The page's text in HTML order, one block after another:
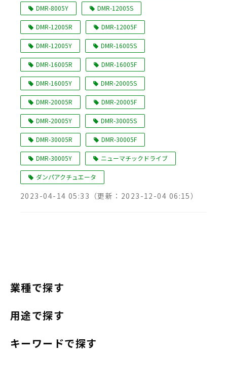
DMR-8005Y DMR-12005S
DMR-12005R DMR-12005F
DMR-12005Y DMR-16005S
DMR-16005R DMR-16005F
DMR-16005Y DMR-20005S
DMR-20005R DMR-20005F
DMR-20005Y DMR-30005S
DMR-30005R DMR-30005F
DMR-30005Y ニューマチックドライブ
ダンパアクチュエータ
2023-04-14 05:33 （更新： 2023-12-04 06:15）
業種で探す
用途で探す
キーワードで探す